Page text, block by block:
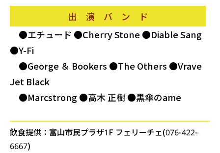
出 演 バ ン ド
●エチュード ●Cherry Stone ●Diable Sang
●Y-Fi
●George ＆ Bookers ●The Others ●Vrave
Jet Black
●Marcstrong ●高木 正樹 ●黒傘のame
飲食提供：富山市民プラザ1F フェリーチェ(076-422-
6667)